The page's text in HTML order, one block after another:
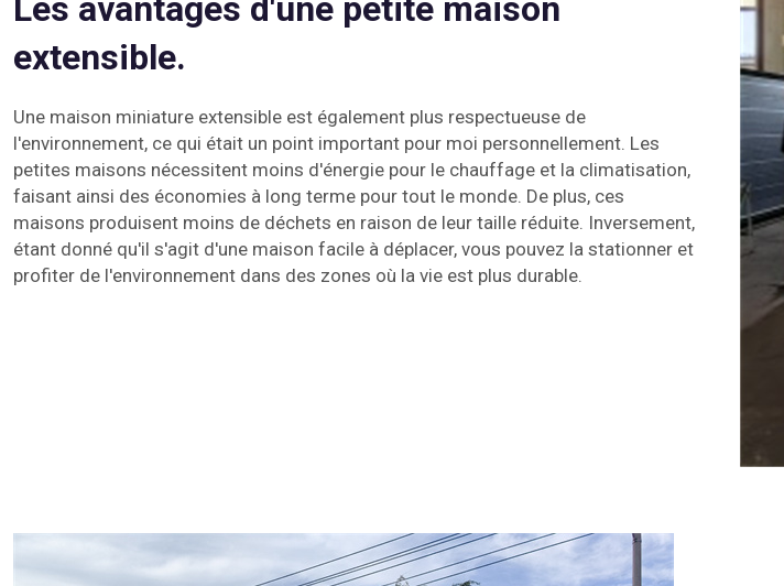
Les avantages d'une petite maison
extensible.
Une maison miniature extensible est également plus respectueuse de
l'environnement, ce qui était un point important pour moi personnellement. Les
petites maisons nécessitent moins d'énergie pour le chauffage et la climatisation,
faisant ainsi des économies à long terme pour tout le monde. De plus, ces
maisons produisent moins de déchets en raison de leur taille réduite. Inversement,
étant donné qu'il s'agit d'une maison facile à déplacer, vous pouvez la stationner et
profiter de l'environnement dans des zones où la vie est plus durable.